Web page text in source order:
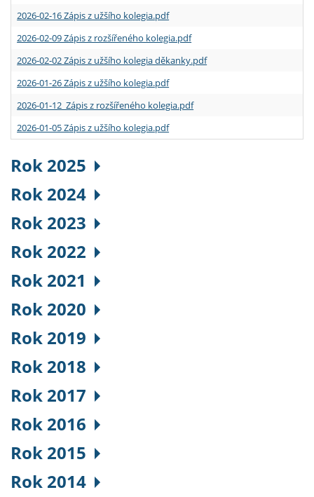
2026-02-16 Zápis z užšího kolegia.pdf
2026-02-09 Zápis z rozšířeného kolegia.pdf
2026-02-02 Zápis z užšího kolegia děkanky.pdf
2026-01-26 Zápis z užšího kolegia.pdf
2026-01-12 Zápis z rozšířeného kolegia.pdf
2026-01-05 Zápis z užšího kolegia.pdf
Rok 2025
Rok 2024
Rok 2023
Rok 2022
Rok 2021
Rok 2020
Rok 2019
Rok 2018
Rok 2017
Rok 2016
Rok 2015
Rok 2014